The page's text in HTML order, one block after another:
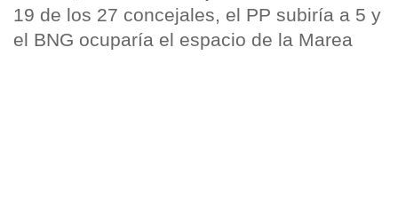
19 de los 27 concejales, el PP subiría a 5 y
el BNG ocuparía el espacio de la Marea